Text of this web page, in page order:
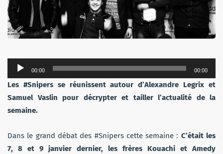
Lecteur
audio
00:00 00:00
Les #Snipers se réunissent autour d’Alexandre Legrix et
Samuel Vaslin pour décrypter et tailler l’actualité de la
semaine.
Dans le grand débat des #Snipers cette semaine : C’était les
7, 8 et 9 janvier dernier, les frères Kouachi et Amedy